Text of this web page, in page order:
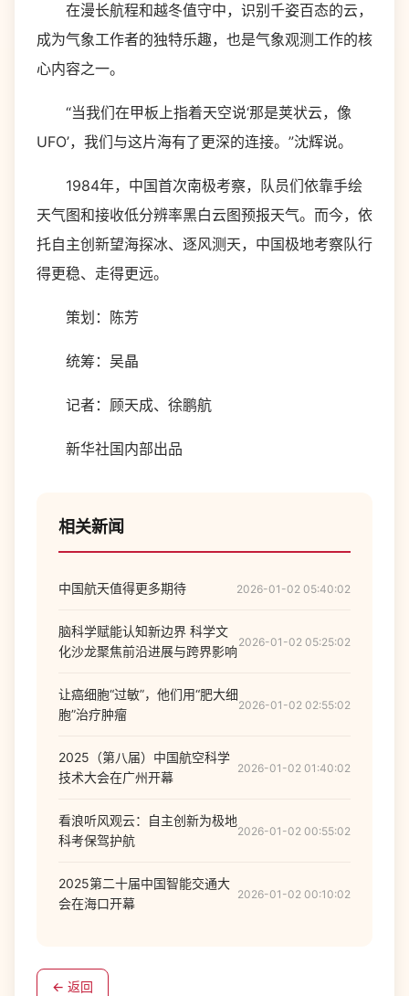
在漫长航程和越冬值守中，识别千姿百态的云，
成为气象工作者的独特乐趣，也是气象观测工作的核
心内容之一。
“当我们在甲板上指着天空说‘那是荚状云，像
UFO’，我们与这片海有了更深的连接。”沈辉说。
1984年，中国首次南极考察，队员们依靠手绘
天气图和接收低分辨率黑白云图预报天气。而今，依
托自主创新望海探冰、逐风测天，中国极地考察队行
得更稳、走得更远。
策划：陈芳
统筹：吴晶
记者：顾天成、徐鹏航
新华社国内部出品
相关新闻
中国航天值得更多期待 2026-01-02 05:40:02
脑科学赋能认知新边界 科学文
化沙龙聚焦前沿进展与跨界影响
2026-01-02 05:25:02
让癌细胞“过敏”，他们用“肥大细
胞”治疗肿瘤
2026-01-02 02:55:02
2025（第八届）中国航空科学
技术大会在广州开幕
2026-01-02 01:40:02
看浪听风观云：自主创新为极地
科考保驾护航
2026-01-02 00:55:02
2025第二十届中国智能交通大
会在海口开幕
2026-01-02 00:10:02
← 返回